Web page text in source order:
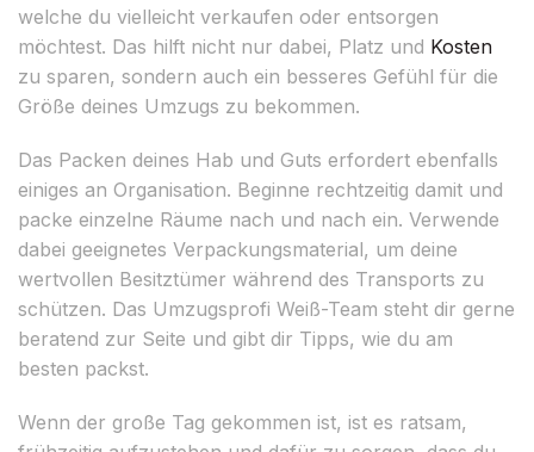
welche du vielleicht verkaufen oder entsorgen
möchtest. Das hilft nicht nur dabei, Platz und Kosten
zu sparen, sondern auch ein besseres Gefühl für die
Größe deines Umzugs zu bekommen.
Das Packen deines Hab und Guts erfordert ebenfalls
einiges an Organisation. Beginne rechtzeitig damit und
packe einzelne Räume nach und nach ein. Verwende
dabei geeignetes Verpackungsmaterial, um deine
wertvollen Besitztümer während des Transports zu
schützen. Das Umzugsprofi Weiß-Team steht dir gerne
beratend zur Seite und gibt dir Tipps, wie du am
besten packst.
Wenn der große Tag gekommen ist, ist es ratsam,